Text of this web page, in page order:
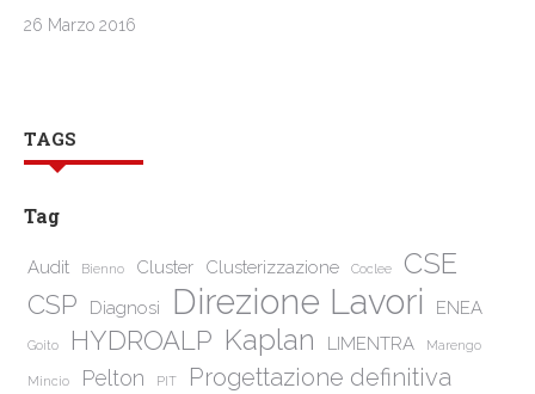
26 Marzo 2016
TAGS
Tag
Audit Bienno Cluster Clusterizzazione Coclee CSE
CSP Diagnosi Direzione Lavori ENEA
Goito HYDROALP Kaplan LIMENTRA Marengo
Mincio Pelton PIT Progettazione definitiva